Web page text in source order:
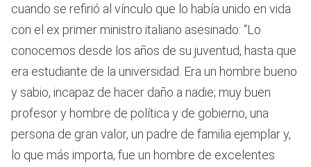
cuando se refirió al vínculo que lo había unido en vida
con el ex primer ministro italiano asesinado: “Lo
conocemos desde los años de su juventud, hasta que
era estudiante de la universidad. Era un hombre bueno
y sabio, incapaz de hacer daño a nadie; muy buen
profesor y hombre de política y de gobierno, una
persona de gran valor, un padre de familia ejemplar y,
lo que más importa, fue un hombre de excelentes